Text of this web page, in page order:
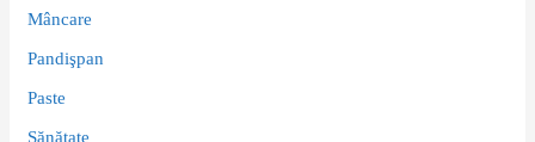
Mâncare
Pandişpan
Paste
Sănătate